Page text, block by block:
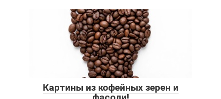
Картины из кофейных зерен и